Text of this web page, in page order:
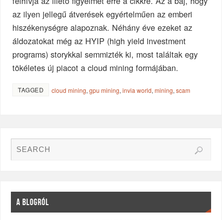
az ilyen jellegű átverések egyértelműen az emberi
hiszékenységre alapoznak. Néhány éve ezeket az
áldozatokat még az HYIP (high yield investment
programs) storykkal semmizték ki, most találtak egy
tökéletes új piacot a cloud mining formájában.
TAGGED cloud mining,gpu mining,invia world,mining,scam
A BLOGRÓL